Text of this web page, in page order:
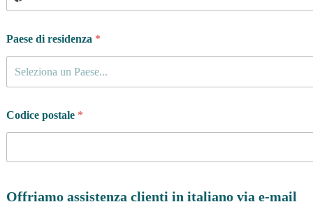
Paese di residenza *
Seleziona un Paese...
Codice postale *
Offriamo assistenza clienti in italiano via e-mail